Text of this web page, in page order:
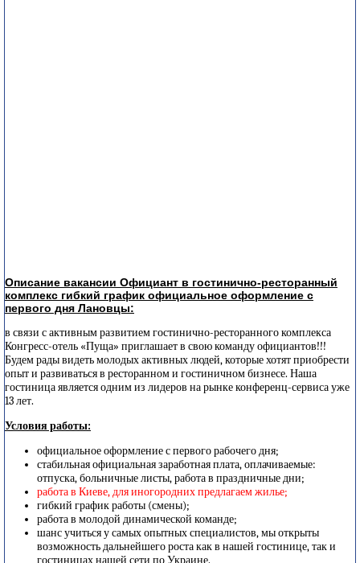
Описание вакансии Официант в гостинично-ресторанный
комплекс гибкий график официальное оформление с
первого дня Лановцы:
в связи с активным развитием гостинично-ресторанного комплекса
Конгресс-отель «Пуща» приглашает в свою команду официантов!!!
Будем рады видеть молодых активных людей, которые хотят приобрести
опыт и развиваться в ресторанном и гостиничном бизнесе. Наша
гостиница является одним из лидеров на рынке конференц-сервиса уже
13 лет.
Условия работы:
официальное оформление с первого рабочего дня;
стабильная официальная заработная плата, оплачиваемые:
отпуска, больничные листы, работа в праздничные дни;
работа в Киеве, для иногородних предлагаем жилье;
гибкий график работы (смены);
работа в молодой динамической команде;
шанс учиться у самых опытных специалистов, мы открыты
возможность дальнейшего роста как в нашей гостинице, так и
гостиницах нашей сети по Украине.